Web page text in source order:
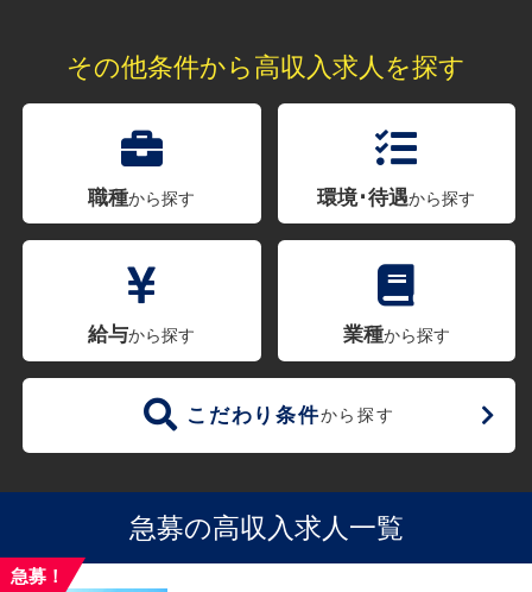
その他条件から高収入求人を探す
職種から探す 環境･待遇から探す
給与から探す 業種から探す
こだわり条件から探す
急募の高収入求人一覧
急募！